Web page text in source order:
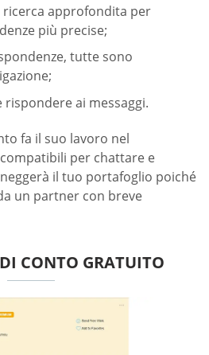
approfondita per
più precise;
tutte sono
rispondere ai messaggi.
fa il suo lavoro nel
per chattare e
il tuo portafoglio poiché
un partner con breve
CONTO GRATUITO